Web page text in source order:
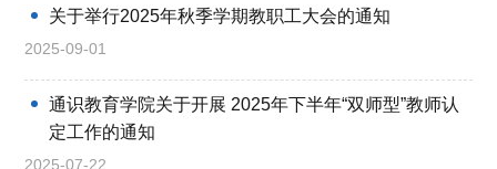
关于举行2025年秋季学期教职工大会的通知
2025-09-01
通识教育学院关于开展 2025年下半年“双师型”教师认
定工作的通知
2025-07-22